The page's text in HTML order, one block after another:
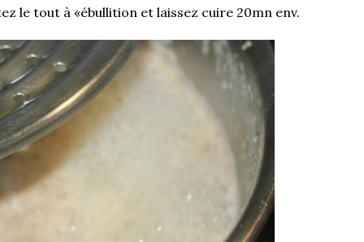
le tout à «ébullition et laissez cuire 20mn env.